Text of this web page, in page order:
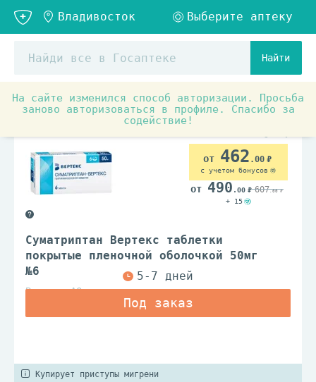
Найти
На сайте изменился способ авторизации. Просьба
заново авторизоваться в профиле. Спасибо за
содействие!
Аптечные товары Препараты от спазма и боли
Суматриптан Вертекс таблетки
покрытые пленочной оболочкой 50мг
№6
Вертекс АО
462 .00
с учетом бонусов
490 .00 607.00
+ 15
Купирует приступы мигрени